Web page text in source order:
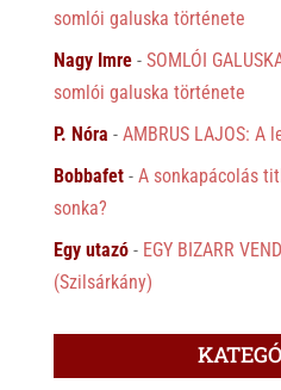
somlói galuska története
Nagy Imre- SOMLÓI
somlói galuska története
P. Nóra - AMBRUS LAJOS: A
Bobbafet- A sonkapácolás
sonka?
Egy utazó- EGY BIZARR
(Szilsárkány)